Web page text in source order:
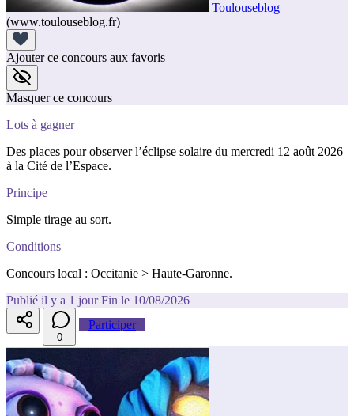
Toulouseblog
(www.toulouseblog.fr)
Ajouter ce concours aux favoris
Masquer ce concours
Lots à gagner
Des places pour observer l’éclipse solaire du mercredi 12 août 2026
à la Cité de l’Espace.
Principe
Simple tirage au sort.
Conditions
Concours local : Occitanie > Haute-Garonne.
Publié il y a 1 jour Fin le 10/08/2026
0
Participer